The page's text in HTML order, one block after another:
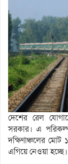
দেশের রেল
সরকার। এ
দক্ষিণাঞ্চলের
এগিয়ে নেওয়া হচ্ছে।